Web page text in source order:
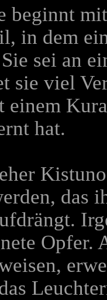
beginnt
in dem
sei an
sie viel
einem
hat.
das
Opfer.